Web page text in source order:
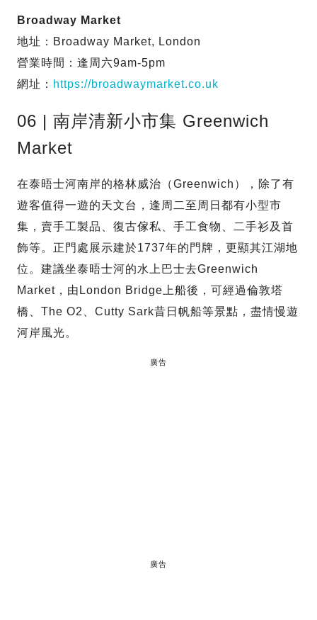
Broadway Market
地址：Broadway Market, London
營業時間：逢周六9am-5pm
網址： https://broadwaymarket.co.uk
06 | 南岸清新小市集 Greenwich
Market
在泰晤士河南岸的格林威治（Greenwich），除了有
遊客值得一遊的天文台，逢周二至周日都有小型市
集，賣手工製品、復古傢私、手工食物、二手衫及首
飾等。正門處展示建於1737年的門牌，更顯其江湖地
位。建議坐泰晤士河的水上巴士去Greenwich
Market，由London Bridge上船後，可經過倫敦塔
橋、The O2、Cutty Sark昔日帆船等景點，盡情慢遊
河岸風光。
廣告
廣告